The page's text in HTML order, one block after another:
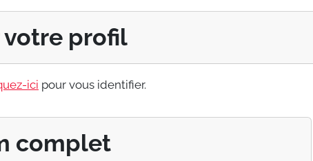
votre profil
ici pour vous identifier.
complet